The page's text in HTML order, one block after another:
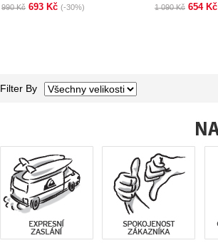
990 Kč 693 Kč (-30%) 1 090 Kč 654
Filter By